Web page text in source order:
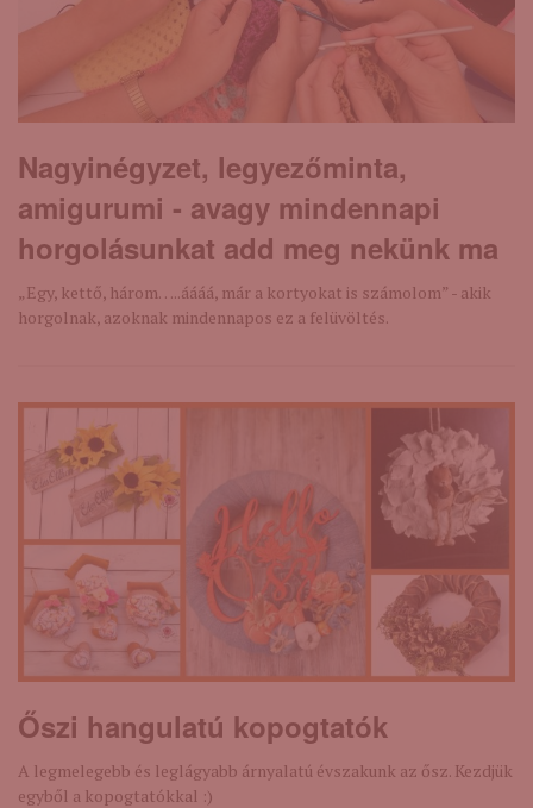
Nagyinégyzet, legyezőminta,
amigurumi - avagy mindennapi
horgolásunkat add meg nekünk ma
„Egy, kettő, három…..áááá, már a kortyokat is számolom” - akik
horgolnak, azoknak mindennapos ez a felüvöltés.
Őszi hangulatú kopogtatók
A legmelegebb és leglágyabb árnyalatú évszakunk az ősz. Kezdjük
egyből a kopogtatókkal :)